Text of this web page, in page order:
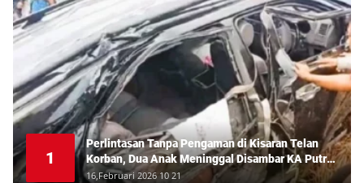
1
Perlintasan Tanpa Pengaman di Kisaran Telan
Korban, Dua Anak Meninggal Disambar KA Putri
Deli
16,Februari 2026 10 21